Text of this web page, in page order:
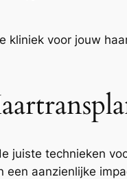
kliniek voor jouw
juiste technieken
een aanzienlijke